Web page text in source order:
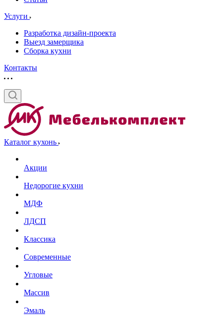
Услуги
Разработка дизайн-проекта
Выезд замерщика
Сборка кухни
Контакты
Каталог кухонь
Акции
Недорогие кухни
МДФ
ЛДСП
Классика
Современные
Угловые
Массив
Эмаль